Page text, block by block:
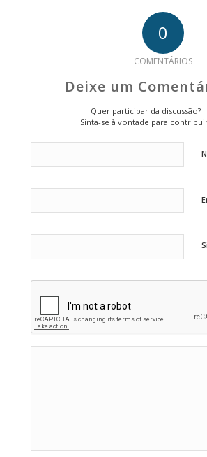
0
COMENTÁRIOS
Deixe um
Quer participar da discussão?
Sinta-se à vontade para